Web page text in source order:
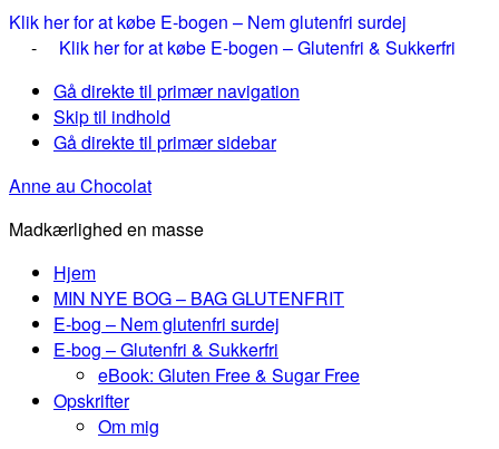
Klik her for at købe E-bogen – Nem glutenfri surdej
- Klik her for at købe E-bogen – Glutenfri & Sukkerfri
Gå direkte til primær navigation
Skip til indhold
Gå direkte til primær sidebar
Anne au Chocolat
Madkærlighed en masse
Hjem
MIN NYE BOG – BAG GLUTENFRIT
E-bog – Nem glutenfri surdej
E-bog – Glutenfri & Sukkerfri
eBook: Gluten Free & Sugar Free
Opskrifter
Om mig